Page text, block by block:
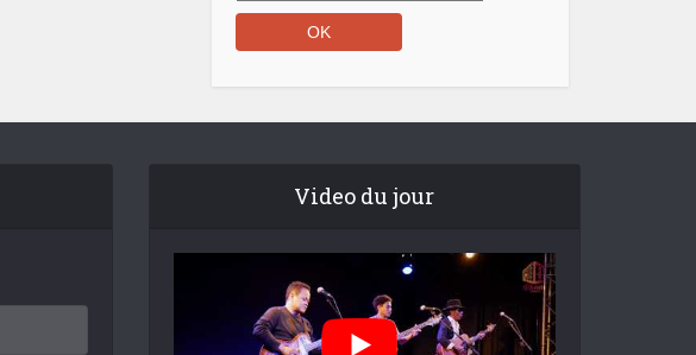
Video du jour